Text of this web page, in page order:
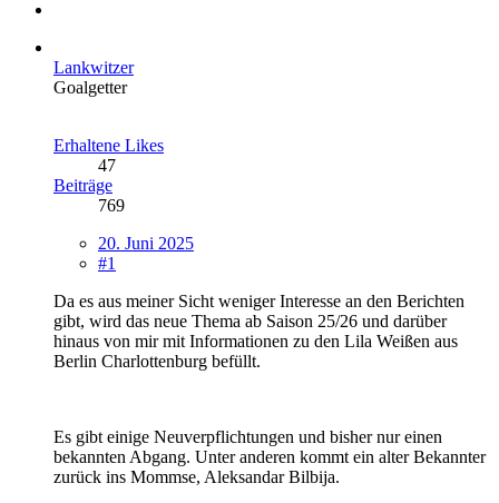
Lankwitzer
Goalgetter
Erhaltene Likes
47
Beiträge
769
20. Juni 2025
#1
Da es aus meiner Sicht weniger Interesse an den Berichten
gibt, wird das neue Thema ab Saison 25/26 und darüber
hinaus von mir mit Informationen zu den Lila Weißen aus
Berlin Charlottenburg befüllt.
Es gibt einige Neuverpflichtungen und bisher nur einen
bekannten Abgang. Unter anderen kommt ein alter Bekannter
zurück ins Mommse, Aleksandar Bilbija.